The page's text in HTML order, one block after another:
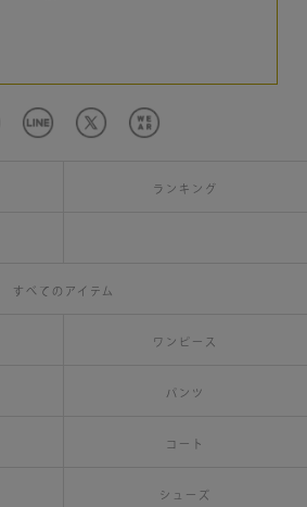
ランキング
すべてのアイテム
ワンピース
パンツ
コート
シューズ